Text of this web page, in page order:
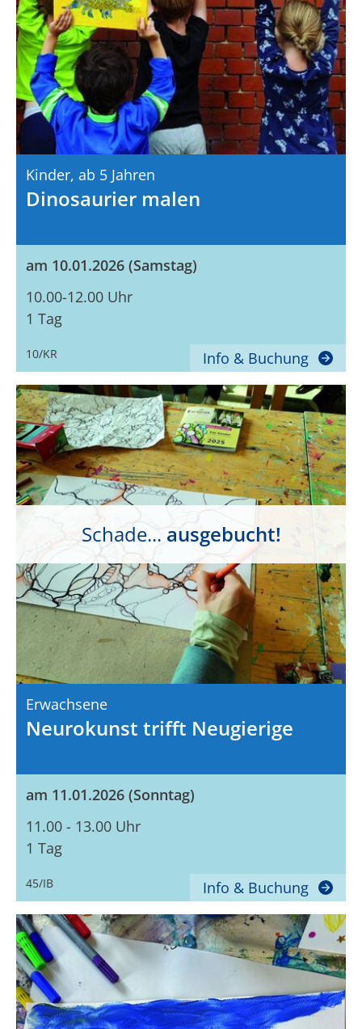
Kinder, Ab 5 Jahren
Dinosaurier malen
am 10.01.2026 (Samstag)
10.00-12.00 Uhr
1 Tag
10/KR Info & Buchung
Schade... ausgebucht!
Erwachsene
Neurokunst trifft Neugierige
am 11.01.2026 (Sonntag)
11.00 - 13.00 Uhr
1 Tag
45/IB Info & Buchung